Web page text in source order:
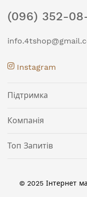
(096) 352-
Instagram
Підтримка
Компанія
Топ Запитів
© 2025 Інтернет